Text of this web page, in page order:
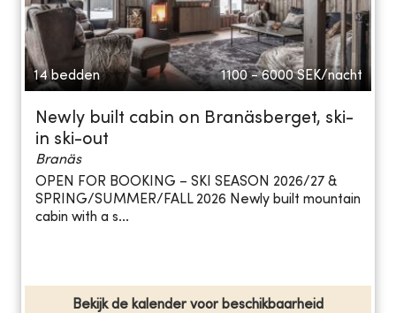
14 bedden 1100 - 6000 SEK/nacht
Newly built cabin on Branäsberget, ski-
in ski-out
Branäs
OPEN FOR BOOKING – SKI SEASON 2026/27 &
SPRING/SUMMER/FALL 2026 Newly built mountain
cabin with a s...
Bekijk de kalender voor beschikbaarheid